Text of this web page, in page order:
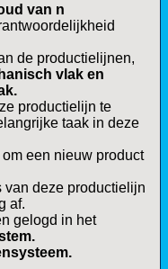
van n
de productielijnen,
vlak en
productielijn te
taak in deze
om een nieuw product
van deze productielijn
af.
gelogd in het